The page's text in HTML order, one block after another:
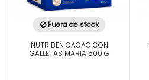
Fuera de stock
NUTRIBEN CACAO CON
GALLETAS MARIA 500 G